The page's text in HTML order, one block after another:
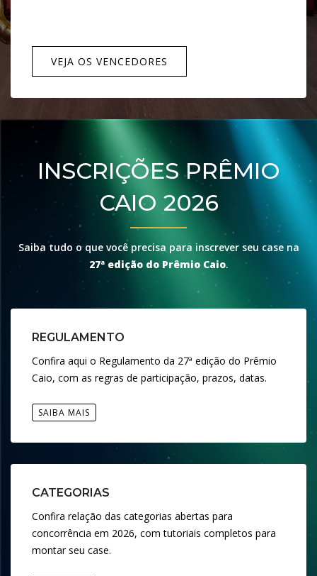
VEJA OS VENCEDORES
INSCRIÇÕES PRÊMIO
CAIO 2026
Saiba tudo o que você precisa para inscrever seu case na
27ª edição do Prêmio Caio.
REGULAMENTO
Confira aqui o Regulamento da 27ª edição do Prêmio
Caio, com as regras de participação, prazos, datas.
SAIBA MAIS
CATEGORIAS
Confira relação das categorias abertas para
concorrência em 2026, com tutoriais completos para
montar seu case.